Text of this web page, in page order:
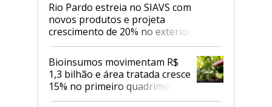
Rio Pardo estreia no SIAVS com
novos produtos e projeta
crescimento de 20% no exterior
Bioinsumos movimentam R$
1,3 bilhão e área tratada cresce
15% no primeiro quadrimestre
de 2026